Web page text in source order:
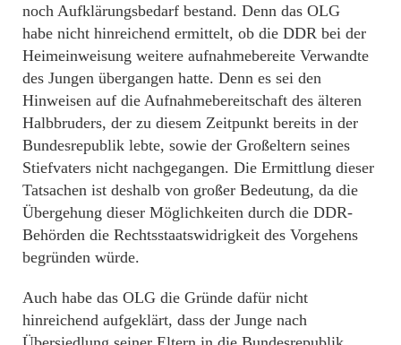
noch Aufklärungsbedarf bestand. Denn das OLG
habe nicht hinreichend ermittelt, ob die DDR bei der
Heimeinweisung weitere aufnahmebereite Verwandte
des Jungen übergangen hatte. Denn es sei den
Hinweisen auf die Aufnahmebereitschaft des älteren
Halbbruders, der zu diesem Zeitpunkt bereits in der
Bundesrepublik lebte, sowie der Großeltern seines
Stiefvaters nicht nachgegangen. Die Ermittlung dieser
Tatsachen ist deshalb von großer Bedeutung, da die
Übergehung dieser Möglichkeiten durch die DDR-
Behörden die Rechtsstaatswidrigkeit des Vorgehens
begründen würde.
Auch habe das OLG die Gründe dafür nicht
hinreichend aufgeklärt, dass der Junge nach